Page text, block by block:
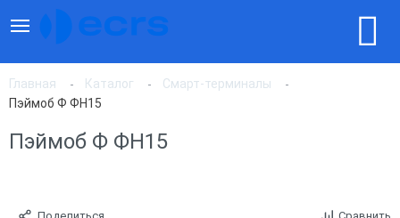
Главная Каталог
Смарт-терминалы
Пэймоб Ф ФН15
Пэймоб Ф ФН15